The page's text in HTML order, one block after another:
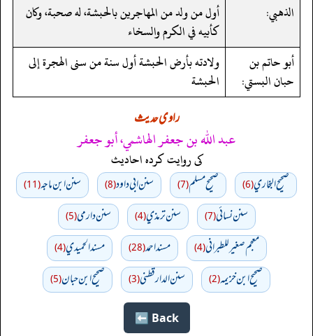
الذهبي:
أول من ولد من المهاجرين بالحبشة، له صحبة، وكان
كأبيه في الكرم والسخاء
أبو حاتم بن
حبان البستي:
ولادته بأرض الحبشة أول سنة من سنى الهجرة إلى
الحبشة
راوی حدیث
عبد الله بن جعفر الهاشمي، أبو جعفر
کی روایت کردہ احادیث
صحيح البخاري(6) صحيح مسلم(7) سنن ابي داود(8) سنن ابن ماجه(11)
سنن نسائي(7) سنن ترمذي(4) سنن دارمي(5)
معجم صغير للطبراني(4) مسند احمد(28) مسند الحميدي(4)
صحيح ابن خزيمه(2) سنن الدارقطني(3) صحیح ابن حبان(5)
Back ⬅️